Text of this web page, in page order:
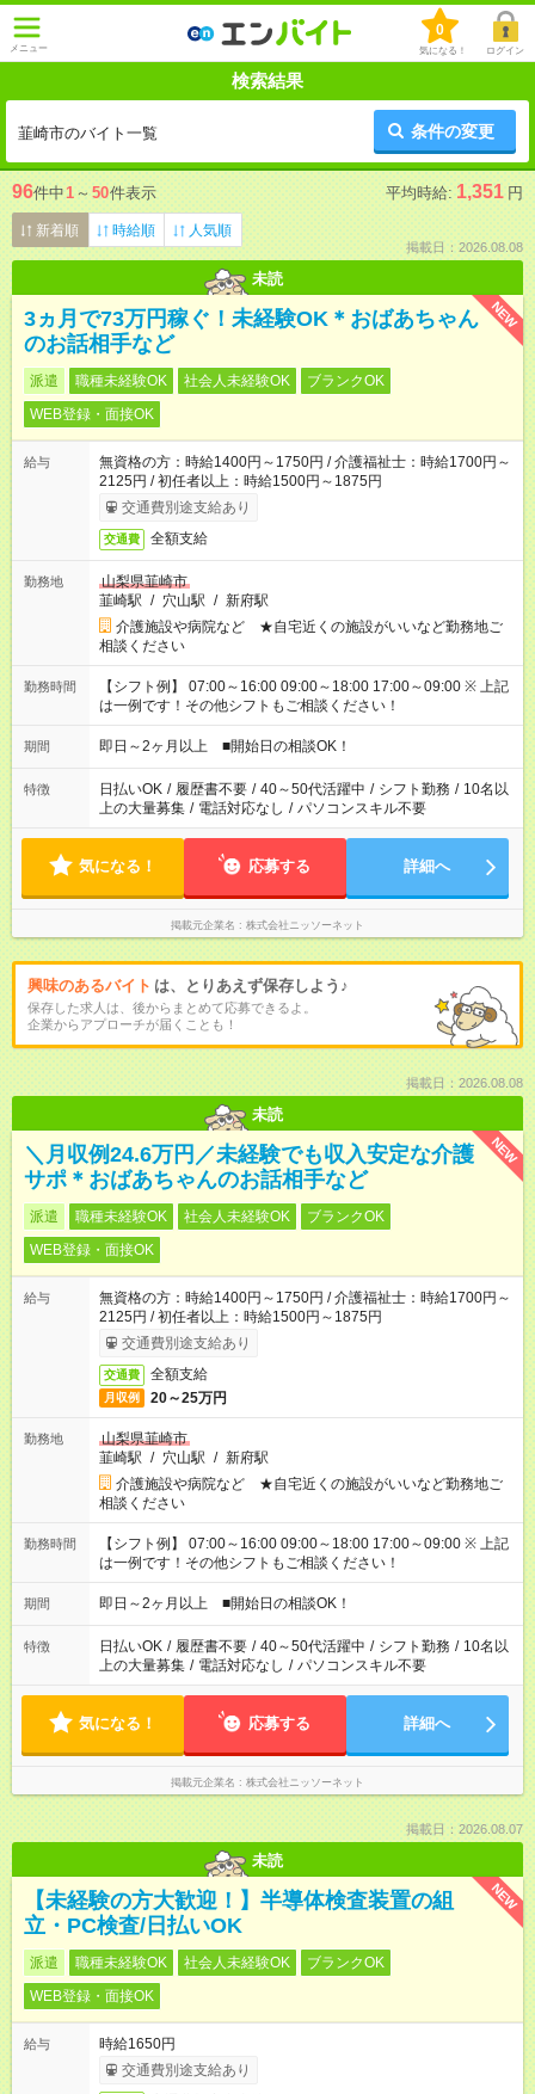
メニュー
0
気になる！ ログイン
検索結果
韮崎市のバイト一覧 条件の変更
96件中1 ～ 50件表示 平均時給: 1,351 円
新着順 時給順 人気順
掲載日：2026.08.08
未読
NEW
3ヵ月で73万円稼ぐ！未経験OK＊おばあちゃん
のお話相手など
派遣 職種未経験OK 社会人未経験OK
ブランクOK
WEB登録・面接OK
給与
無資格の方：時給1400円～1750円 / 介護福祉士：時給1700円～
2125円 / 初任者以上：時給1500円～1875円
交通費別途支給あり
交通費 全額支給
勤務地
山梨県韮崎市
韮崎駅 / 穴山駅 / 新府駅
介護施設や病院など ★自宅近くの施設がいいなど勤務地ご
相談ください
勤務時間
【シフト例】 07:00～16:00 09:00～18:00 17:00～09:00 ※ 上記
は一例です！その他シフトもご相談ください！
期間 即日～2ヶ月以上 ■開始日の相談OK！
特徴 日払いOK / 履歴書不要 / 40～50代活躍中 / シフト勤務 / 10名以
上の大量募集 / 電話対応なし / パソコンスキル不要
気になる！ 応募する 詳細へ
掲載元企業名 株式会社ニッソーネット
興味のあるバイト は、とりあえず保存しよう♪
保存した求人は、後からまとめて応募できるよ。
企業からアプローチが届くことも！
掲載日：2026.08.08
未読
NEW
＼月収例24.6万円／未経験でも収入安定な介護
サポ＊おばあちゃんのお話相手など
派遣 職種未経験OK 社会人未経験OK
ブランクOK
WEB登録・面接OK
給与
無資格の方：時給1400円～1750円 / 介護福祉士：時給1700円～
2125円 / 初任者以上：時給1500円～1875円
交通費別途支給あり
交通費 全額支給
月収例 20～25万円
勤務地
山梨県韮崎市
韮崎駅 / 穴山駅 / 新府駅
介護施設や病院など ★自宅近くの施設がいいなど勤務地ご
相談ください
勤務時間
【シフト例】 07:00～16:00 09:00～18:00 17:00～09:00 ※ 上記
は一例です！その他シフトもご相談ください！
期間 即日～2ヶ月以上 ■開始日の相談OK！
特徴 日払いOK / 履歴書不要 / 40～50代活躍中 / シフト勤務 / 10名以
上の大量募集 / 電話対応なし / パソコンスキル不要
気になる！ 応募する 詳細へ
掲載元企業名 株式会社ニッソーネット
掲載日：2026.08.07
未読
NEW
【未経験の方大歓迎！】半導体検査装置の組
立・PC検査/日払いOK
派遣 職種未経験OK 社会人未経験OK
ブランクOK
WEB登録・面接OK
給与
時給1650円
交通費別途支給あり